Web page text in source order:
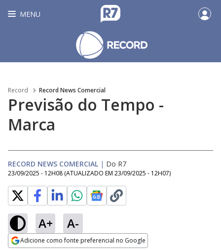
MENU
Record Record News Comercial
Previsão do Tempo -
Marca
RECORD NEWS COMERCIAL | Do R7
23/09/2025 - 12H08 (ATUALIZADO EM 23/09/2025 - 12H07)
A+ A-
Adicione como fonte preferencial no Google
Ativar
82.88%